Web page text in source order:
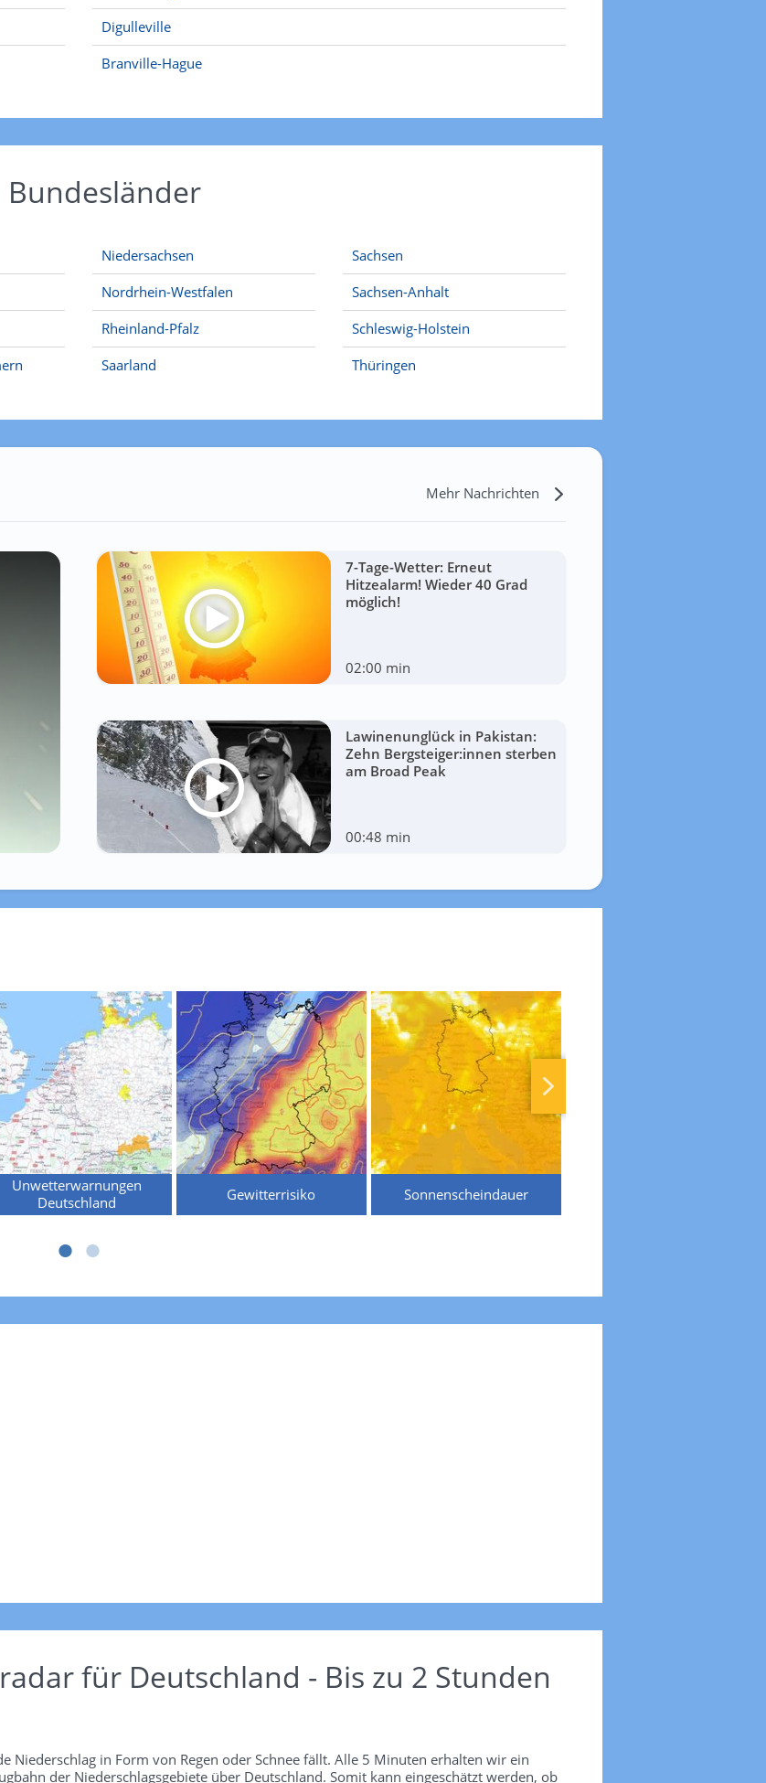
Digulleville
Branville-Hague
Niedersachsen
Nordrhein-Westfalen
Rheinland-Pfalz
Saarland
Sachsen
Sachsen-Anhalt
Schleswig-Holstein
Thüringen
Mehr Nachrichten
7-Tage-Wetter: Erneut
Hitzealarm! Wieder 40 Grad
möglich!
02:00 min
Lawinenunglück in Pakistan:
Zehn Bergsteiger:innen sterben
am Broad Peak
00:48 min
Unwetterwarnungen
Deutschland
Gewitterrisiko Sonnenscheindauer
für Deutschland - Bis zu 2 Stunden
Niederschlag in Form von Regen oder Schnee fällt. Alle 5 Minuten erhalten wir ein
der Niederschlagsgebiete über Deutschland. Somit kann eingeschätzt werden, ob